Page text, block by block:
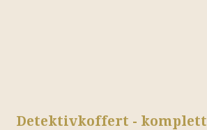
Detektivkoffert - komplett